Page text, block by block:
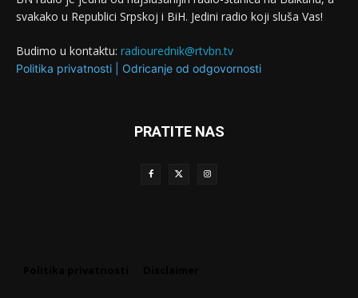
svakako u Republici Srpskoj i BiH. Jedini radio koji sluša Vas!
Budimo u kontaktu: radiourednik@rtvbn.tv
Politika privatnosti Odricanje od odgovornosti
PRATITE NAS